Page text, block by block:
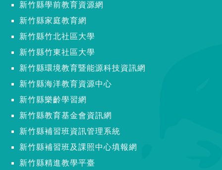
新竹縣學前教育資源網
新竹縣家庭教育網
新竹縣竹北社區大學
新竹縣竹東社區大學
新竹縣環境教育暨能源科技資訊網
新竹縣海洋教育資源中心
新竹縣樂齡學習網
新竹縣教育基金會資訊網
新竹縣補習班資訊管理系統
新竹縣補習班及課照中心填報網
新竹縣精進教學平臺